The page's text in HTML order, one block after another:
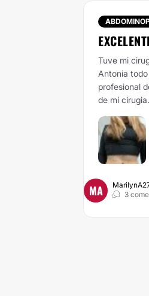
Tuve mi
Antonia
profesional
de mi
MA
3